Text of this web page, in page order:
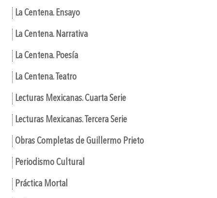
La Centena. Ensayo
La Centena. Narrativa
La Centena. Poesía
La Centena. Teatro
Lecturas Mexicanas. Cuarta Serie
Lecturas Mexicanas. Tercera Serie
Obras Completas de Guillermo Prieto
Periodismo Cultural
Práctica Mortal